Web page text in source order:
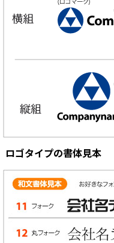
ロゴタイプの書体見本